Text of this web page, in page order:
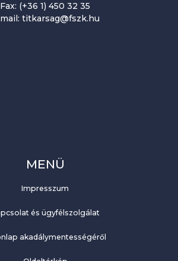
Fax: (+36 1) 450 32 35
titkarsag@fszk.hu
MENÜ
Impresszum
és ügyfélszolgálat
akadálymentességéről